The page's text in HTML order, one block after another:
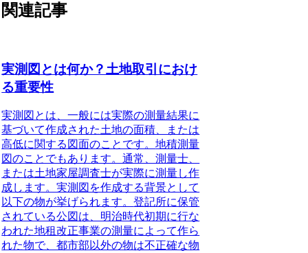
関連記事
実測図とは何か？土地取引におけ
る重要性
実測図とは、一般には実際の測量結果に
基づいて作成された土地の面積、または
高低に関する図面のことです。地積測量
図のことでもあります。通常、測量士、
または土地家屋調査士が実際に測量し作
成します。実測図を作成する背景として
以下の物が挙げられます。登記所に保管
されている公図は、明治時代初期に行な
われた地租改正事業の測量によって作ら
れた物で、都市部以外の物は不正確な物